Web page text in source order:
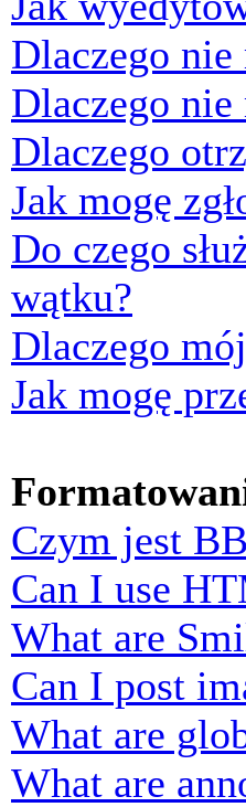
Dlaczego nie
Dlaczego nie
Dlaczego
Jak mogę
Do czego
wątku?
Dlaczego
Jak mogę
Czym jest
Can I use
What are
Can I post
What are
What are